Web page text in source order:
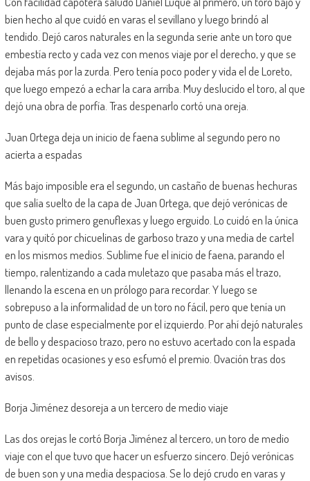
bien hecho al que cuidó en varas el sevillano y luego brindó al
tendido. Dejó caros naturales en la segunda serie ante un toro que
embestía recto y cada vez con menos viaje por el derecho, y que se
dejaba más por la zurda. Pero tenía poco poder y vida el de Loreto,
que luego empezó a echar la cara arriba. Muy deslucido el toro, al que
dejó una obra de porfía. Tras despenarlo cortó una oreja.
Juan Ortega deja un inicio de faena sublime al segundo pero no
acierta a espadas
Más bajo imposible era el segundo, un castaño de buenas hechuras
que salía suelto de la capa de Juan Ortega, que dejó verónicas de
buen gusto primero genuflexas y luego erguido. Lo cuidó en la única
vara y quitó por chicuelinas de garboso trazo y una media de cartel
en los mismos medios. Sublime fue el inicio de faena, parando el
tiempo, ralentizando a cada muletazo que pasaba más el trazo,
llenando la escena en un prólogo para recordar. Y luego se
sobrepuso a la informalidad de un toro no fácil, pero que tenía un
punto de clase especialmente por el izquierdo. Por ahí dejó naturales
de bello y despacioso trazo, pero no estuvo acertado con la espada
en repetidas ocasiones y eso esfumó el premio. Ovación tras dos
avisos.
Borja Jiménez desoreja a un tercero de medio viaje
Las dos orejas le cortó Borja Jiménez al tercero, un toro de medio
viaje con el que tuvo que hacer un esfuerzo sincero. Dejó verónicas
de buen son y una media despaciosa. Se lo dejó crudo en varas y